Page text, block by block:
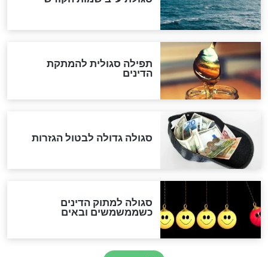
"נביא בעיר": מכירת המחלה
לגוי והוספת השם חזקיהו
לרפואת הרב דב הכהן קוק
לכל המאמרים
אחרית הימים
האם אפשר לחשב את הקץ?